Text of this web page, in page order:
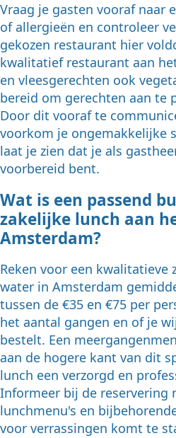
Vraag je gasten vooraf naar
of allergieën en controleer
gekozen restaurant hier
kwalitatief restaurant aan
en vleesgerechten ook
bereid om gerechten aan te
Door dit vooraf te
voorkom je ongemakkelijke
laat je zien dat je als
voorbereid bent.
Wat is een passend
zakelijke lunch aan
Amsterdam?
Reken voor een kwalitatieve
water in Amsterdam
tussen de €35 en €75 per
het aantal gangen en of je
bestelt. Een
aan de hogere kant van dit
lunch een verzorgd en
Informeer bij de reservering
lunchmenu's en
voor verrassingen komt te